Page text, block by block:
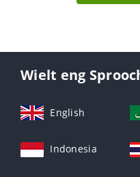
Wielt eng
English
Indonesia